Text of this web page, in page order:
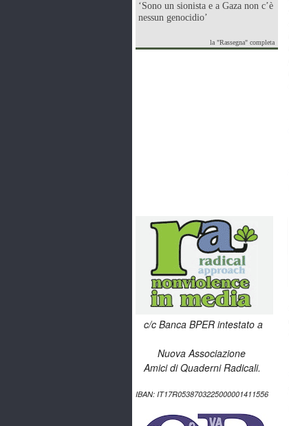
‘Sono un sionista e a Gaza non c’è
nessun genocidio’
la "Rassegna" completa
c/c Banca BPER intestato a
Nuova Associazione
Amici di Quaderni Radicali.
IBAN: IT17R0538703225000001411556